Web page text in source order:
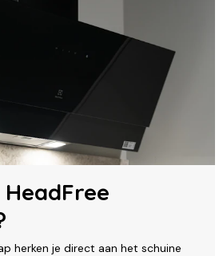
herken je direct aan het schuine